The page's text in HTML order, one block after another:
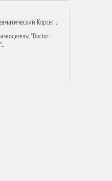
Корсет...
"Doctor-